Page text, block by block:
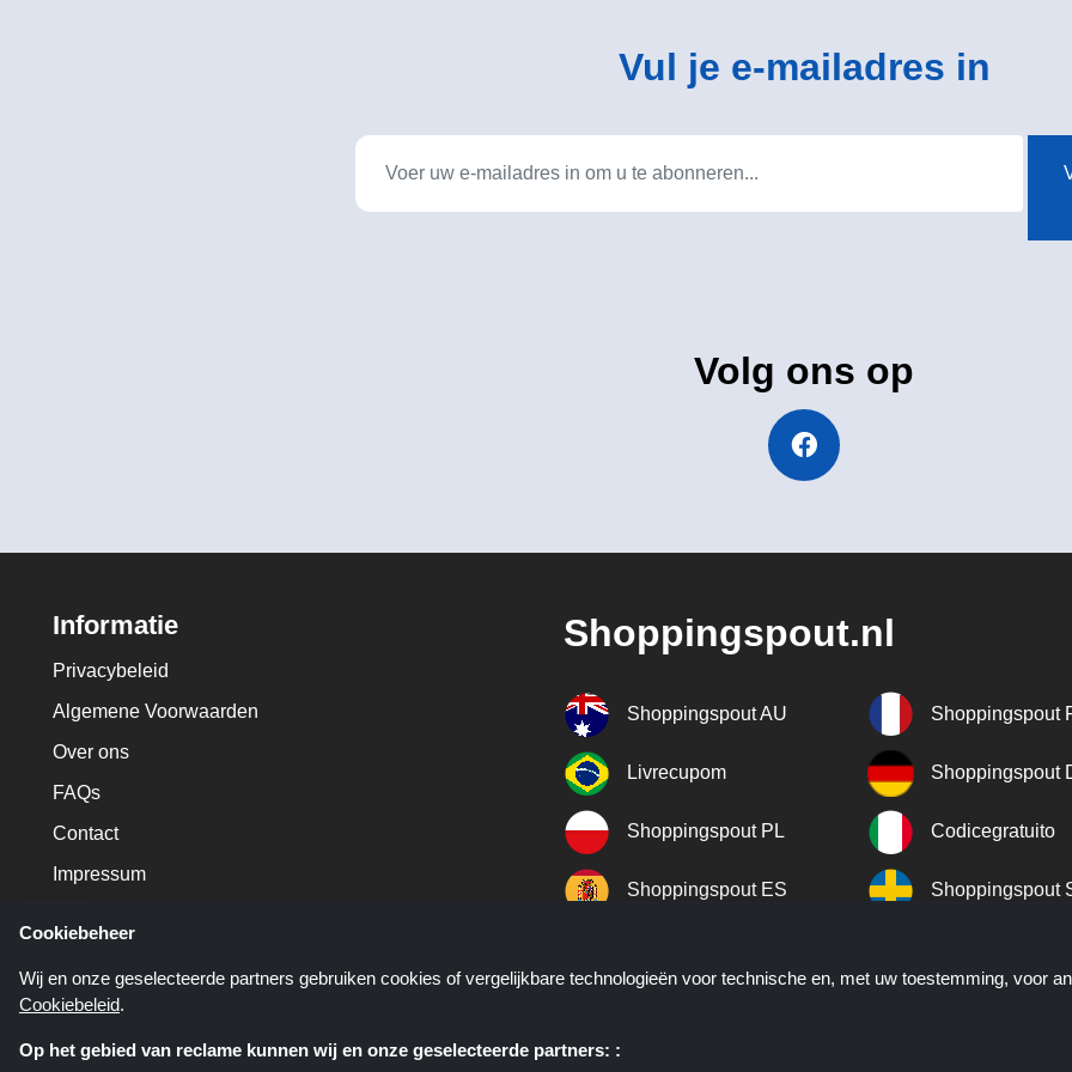
Vul je e-mailadres in
Volg ons op
Informatie
Privacybeleid
Algemene Voorwaarden
Over ons
FAQs
Contact
Impressum
Shoppingspout.nl
Shoppingspout AU Shoppingspout
Livrecupom Shoppingspout
Shoppingspout PL Codicegratuito
Shoppingspout ES Shoppingspout
Cookiebeheer
Wij en onze geselecteerde partners gebruiken cookies of vergelijkbare technologieën voor technische en, met uw toestemming, voor
Cookiebeleid.
Op het gebied van reclame kunnen wij en onze geselecteerde partners: :